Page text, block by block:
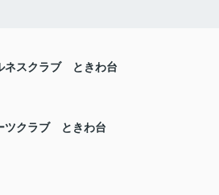
ネスクラブ ときわ台
ツクラブ ときわ台